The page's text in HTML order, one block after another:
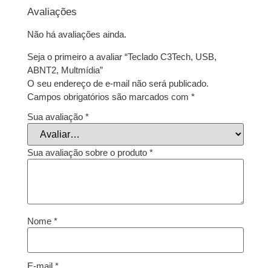
Avaliações
Não há avaliações ainda.
Seja o primeiro a avaliar “Teclado C3Tech, USB,
ABNT2, Multmídia”
O seu endereço de e-mail não será publicado.
Campos obrigatórios são marcados com *
Sua avaliação *
Sua avaliação sobre o produto *
Nome *